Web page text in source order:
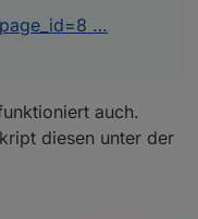
…
auch.
diesen unter der